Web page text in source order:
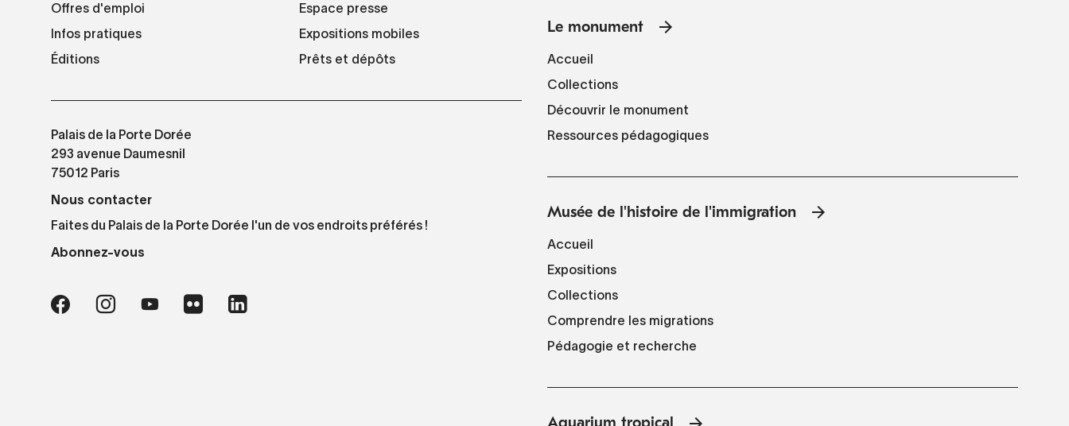
Offres d'emploi
Infos pratiques
Éditions
Espace presse
Expositions mobiles
Prêts et dépôts
Palais de la Porte Dorée
293 avenue Daumesnil
75012 Paris
Nous contacter
Faites du Palais de la Porte Dorée l'un de vos endroits préférés !
Abonnez-vous
Le monument
Accueil
Collections
Découvrir le monument
Ressources pédagogiques
Musée de l'histoire de l'immigration
Accueil
Expositions
Collections
Comprendre les migrations
Pédagogie et recherche